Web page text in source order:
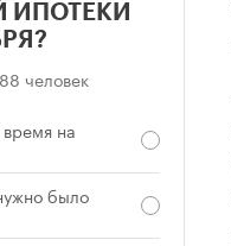
ИПОТЕКИ
человек
на
было